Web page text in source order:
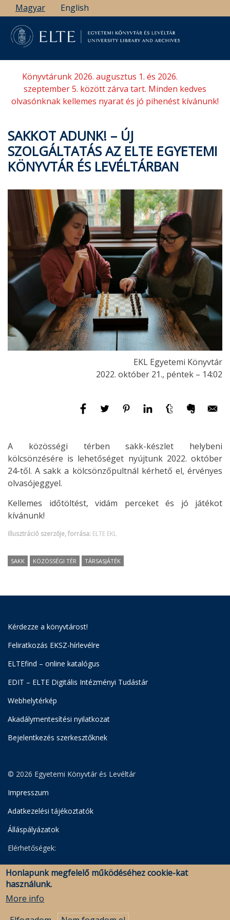
Ugrás
a
tartalomra
Magyar English
Könyvtárunk 2026. augusztus 1. és 2026.
szeptember 5. között zárva tart. Minden kedves
olvasónknak kellemes nyarat és jó pihenést kívánunk!
SAKKOT ADUNK! – ÚJ
SZOLGÁLTATÁS AZ ELTE EGYETEMI
KÖNYVTÁR ÉS LEVÉLTÁRBAN
EKL Egyetemi Könyvtár
2022. október 21., péntek – 14:02
A közösségi térben sakk-készlet helybeni
kölcsönzésére is lehetőséget nyújtunk 2022. október
24-től. A sakk a kölcsönzőpultnál kérhető el, érvényes
olvasójeggyel.
Kellemes időtöltést, vidám perceket és jó játékot
kívánunk!
Illusztráció szerzője, forrása: ELTE EKL
SAKK KÖZÖSSÉGI TÉR TÁRSASJÁTÉK
Kérdezze a könyvtárost!
Feliratkozás EKSZ-hírlevélre
ELTEfind – online katalógus
EDIT – ELTE Digitális Intézményi Tudástár
Webhelytérkép
Akadálymentesítési nyilatkozat
Bejelentkezés szerkesztőknek
© 2026 Egyetemi Könyvtár és Levéltár
Impresszum
Adatkezelési tájékoztatók
Álláspályázatok
Elérhetőségek:
Egyetemi Könyvtár
Levéltár
Honlapunk megfelelő működéséhez cookie-kat
használunk.
More info